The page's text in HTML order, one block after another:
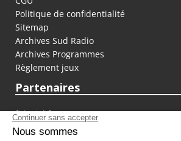
Politique de confidentialité
Sitemap
Archives Sud Radio
Archives Programmes
Règlement jeux
Partenaires
fiducial.fr
lyoncapitale.fr